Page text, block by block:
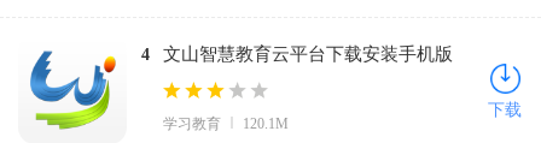
4
文山智慧教育云平台下载安装手机版
v2.9.0 安卓版
学习教育 120.1M
下载